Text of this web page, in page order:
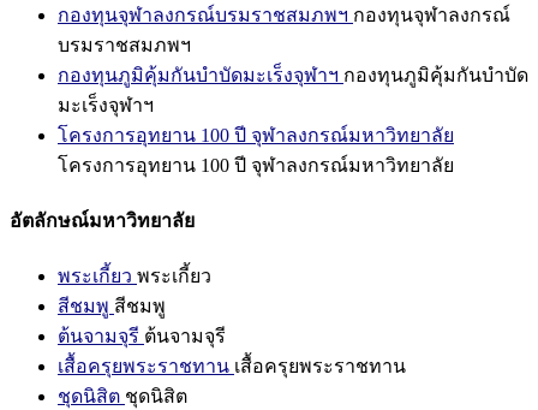
กองทุนจุฬาลงกรณ์บรมราชสมภพฯ กองทุนจุฬาลงกรณ์
บรมราชสมภพฯ
กองทุนภูมิคุ้มกันบำบัดมะเร็งจุฬาฯ กองทุนภูมิคุ้มกันบำบัด
มะเร็งจุฬาฯ
โครงการอุทยาน 100 ปี จุฬาลงกรณ์มหาวิทยาลัย
โครงการอุทยาน 100 ปี จุฬาลงกรณ์มหาวิทยาลัย
อัตลักษณ์มหาวิทยาลัย
พระเกี้ยว พระเกี้ยว
สีชมพู สีชมพู
ต้นจามจุรี ต้นจามจุรี
เสื้อครุยพระราชทาน เสื้อครุยพระราชทาน
ชุดนิสิต ชุดนิสิต